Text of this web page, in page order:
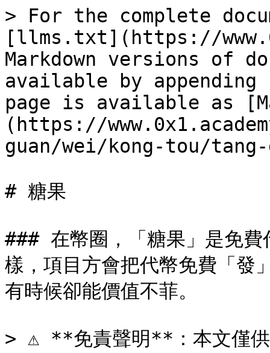
> For the complete
[llms.txt](https://
Markdown versions of
available by
page is available as
(https://
guan/wei/kong-tou/
# 糖果
### 在幣圈，「糖果」是免費
樣，項目方會把代幣免費「發
有時候卻能價值不菲。
> ⚠️ **免責聲明**：本文僅供